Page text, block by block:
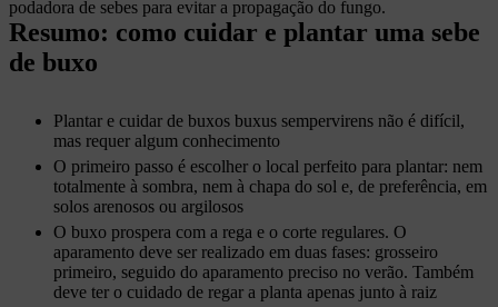
podadora de sebes para evitar a propagação do fungo.
Resumo: como cuidar e plantar uma sebe
de buxo
Plantar e cuidar de buxos buxus sempervirens não é difícil,
mas requer algum conhecimento
O primeiro passo é escolher o local perfeito para plantar: nem
totalmente à sombra, nem à chapa do sol e, de preferência, em
solos arenosos ou argilosos
O buxo prospera com a rega e o corte regulares. O
aparamento deve ser realizado em duas fases: grosseiro
primeiro, seguido do aparamento preciso no verão. Também
deve ter o cuidado de regar a planta apenas junto à raiz